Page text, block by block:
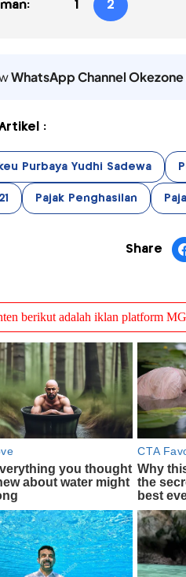
1 2
WhatsApp Channel Okezone
:
Purbaya Yudhi Sadewa
Pajak Penghasilan
Share